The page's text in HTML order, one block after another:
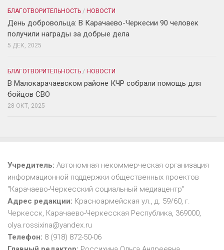
БЛАГОТВОРИТЕЛЬНОСТЬ / НОВОСТИ
День добровольца: В Карачаево-Черкесии 90 человек
получили награды за добрые дела
5 ДЕК, 2025
БЛАГОТВОРИТЕЛЬНОСТЬ / НОВОСТИ
В Малокарачаевском районе КЧР собрали помощь для
бойцов СВО
28 ОКТ, 2025
Учредитель: Автономная некоммерческая организация
информационной поддержки общественных проектов
"Карачаево-Черкесский социальный медиацентр"
Адрес редакции: Красноармейская ул., д. 59/60, г.
Черкесск, Карачаево-Черкесская Республика, 369000,
olya.rossixina@yandex.ru
Телефон: 8 (918) 872-50-06